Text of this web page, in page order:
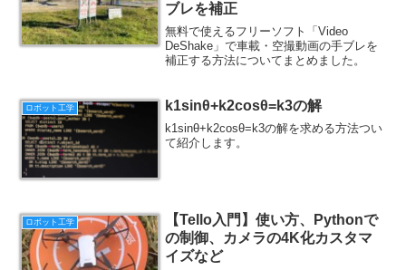
ブレを補正
無料で使えるフリーソフト「Video
DeShake」で車載・空撮動画の手ブレを
補正する方法についてまとめました。
ロボット工学 k1sinθ+k2cosθ=k3の解
k1sinθ+k2cosθ=k3の解を求める方法つい
て紹介します。
ロボット工学
【Tello入門】使い方、Pythonで
の制御、カメラの4K化カスタマ
イズなど